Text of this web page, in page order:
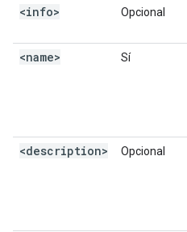
<info> Opcional
<name> Sí
<description> Opcional